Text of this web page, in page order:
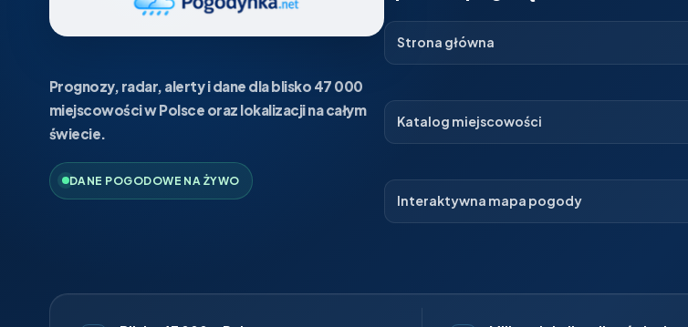
Prognozy, radar, alerty i dane dla blisko 47 000
miejscowości w Polsce oraz lokalizacji na całym
świecie.
DANE POGODOWE NA ŻYWO
Strona główna
Katalog miejscowości
Interaktywna mapa pogody